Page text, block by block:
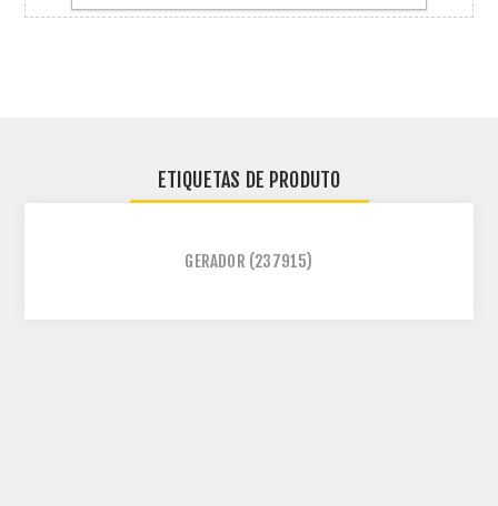
ETIQUETAS DE PRODUTO
GERADOR (237915)